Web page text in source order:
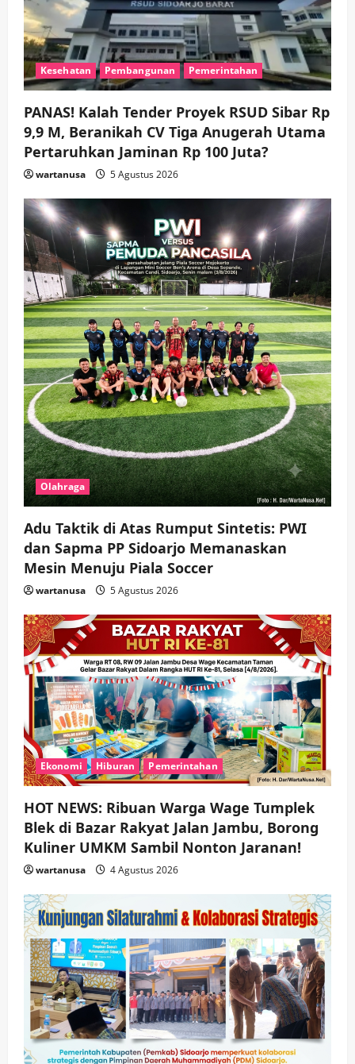
Jaranan!
wartanusa
4
Agustus
2026
Agustus
2026
Kesehatan Pembangunan Pemerintahan
PANAS! Kalah Tender Proyek RSUD Sibar Rp
9,9 M, Beranikah CV Tiga Anugerah Utama
Pertaruhkan Jaminan Rp 100 Juta?
wartanusa 5 Agustus 2026
Olahraga
Adu Taktik di Atas Rumput Sintetis: PWI
dan Sapma PP Sidoarjo Memanaskan
Mesin Menuju Piala Soccer
wartanusa 5 Agustus 2026
Ekonomi Hiburan Pemerintahan
HOT NEWS: Ribuan Warga Wage Tumplek
Blek di Bazar Rakyat Jalan Jambu, Borong
Kuliner UMKM Sambil Nonton Jaranan!
wartanusa 4 Agustus 2026